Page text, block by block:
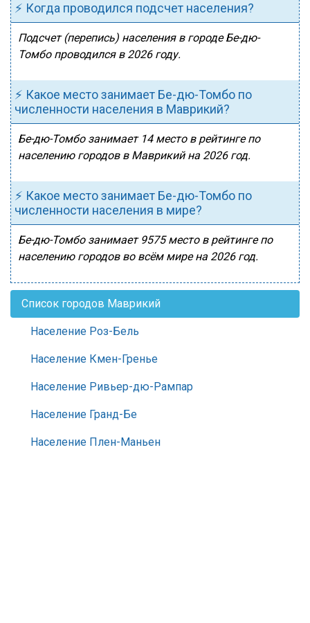
⚡ Когда проводился подсчет населения?
Подсчет (перепись) населения в городе Бе-дю-
Томбо проводился в 2026 году.
⚡ Какое место занимает Бе-дю-Томбо по
численности населения в Маврикий?
Бе-дю-Томбо занимает 14 место в рейтинге по
населению городов в Маврикий на 2026 год.
⚡ Какое место занимает Бе-дю-Томбо по
численности населения в мире?
Бе-дю-Томбо занимает 9575 место в рейтинге по
населению городов во всём мире на 2026 год.
Список городов Маврикий
Население Роз-Бель
Население Кмен-Гренье
Население Ривьер-дю-Рампар
Население Гранд-Бе
Население Плен-Маньен